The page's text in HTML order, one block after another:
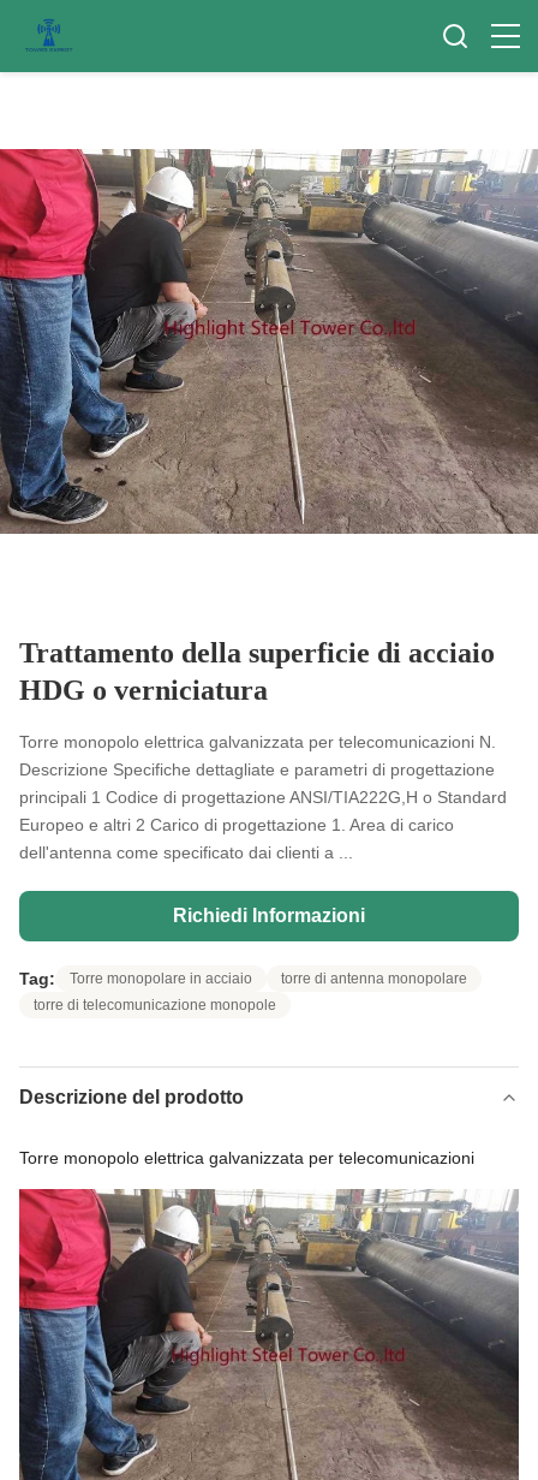
Trattamento della superficie di acciaio
HDG o verniciatura
Torre monopolo elettrica galvanizzata per telecomunicazioni N.
Descrizione Specifiche dettagliate e parametri di progettazione
principali 1 Codice di progettazione ANSI/TIA222G,H o Standard
Europeo e altri 2 Carico di progettazione 1. Area di carico
dell'antenna come specificato dai clienti a ...
Richiedi Informazioni
Tag: Torre monopolare in acciaio
torre di antenna monopolare
torre di telecomunicazione monopole
Descrizione del prodotto
Torre monopolo elettrica galvanizzata per telecomunicazioni